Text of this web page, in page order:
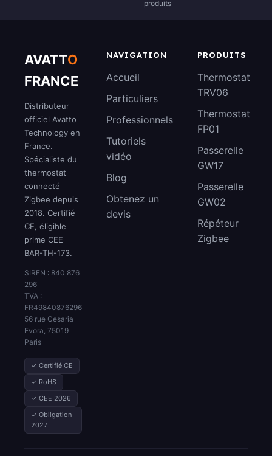
produits
AVATTO
FRANCE
Distributeur
officiel Avatto
Technology en
France.
Spécialiste du
thermostat
connecté
Zigbee depuis
2018. Certifié
CE, éligible
prime CEE
BAR-TH-173.
SIREN : 840 876
296
TVA :
FR49840876296
56 rue Cesaria
Evora, 75019
Paris
✓ Certifié CE
✓ RoHS
✓ CEE 2026
✓ Obligation
2027
NAVIGATION
Accueil
Particuliers
Professionnels
Tutoriels
vidéo
Blog
Obtenez un
devis
PRODUITS
Thermostat
TRV06
Thermostat
FP01
Passerelle
GW17
Passerelle
GW02
Répéteur
Zigbee